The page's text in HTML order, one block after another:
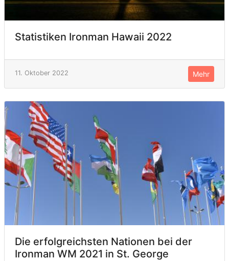
Statistiken Ironman Hawaii 2022
11. Oktober 2022 Mehr
Die erfolgreichsten Nationen bei der
Ironman WM 2021 in St. George